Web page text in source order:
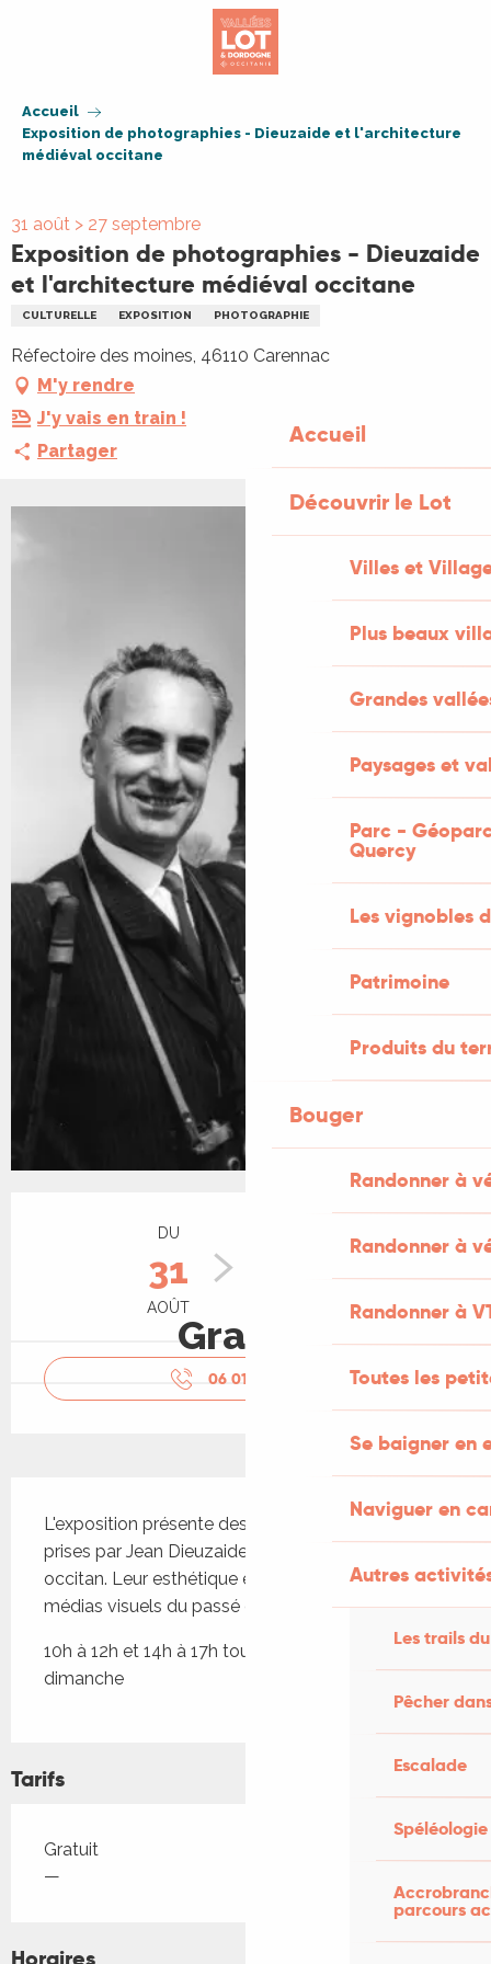
Accueil
Découvrir le Lot
Villes et
Plus beaux
Grandes
Paysages et
Parc -
Quercy
Les vignobles
Patrimoine
Produits du
Bouger
Randonner à
Randonner à
Randonner à
Toutes les
Se baigner en
Naviguer en
Autres
Les trails
Pêcher
Escalade
Spéléologie
parcours
Accueil
Exposition de photographies - Dieuzaide et l'architecture
médiéval occitane
31 août > 27 septembre
Exposition de photographies - Dieuzaide
et l'architecture médiéval occitane
CULTURELLE EXPOSITION PHOTOGRAPHIE
Réfectoire des moines, 46110 Carennac
M'y rendre
J'y vais en train !
Partager
Ouverture et coordonnées
DU
31
AOÛT
Gratuit
06 01 63 08
L'exposition présente des photos en noir et blanc
prises par Jean Dieuzaide du patrimoine médieval
occitan. Leur esthétique est comparée aux
médias visuels du passé et du présent
10h à 12h et 14h à 17h tous les jours sauf le
dimanche
Tarifs
Tarifs 2026
Gratuit
—